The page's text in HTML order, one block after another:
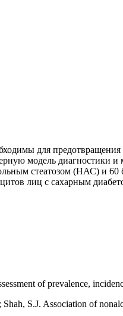
для предотвращения
модель
стеатозом (НАС) и
лиц с сахарным
of prevalence,
S.J. Association of